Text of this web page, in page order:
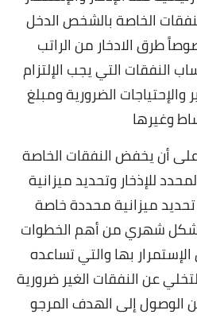
الخاصة بالشخص الدخل
طرق الادخار من الراتب
النفقات التي يجب الإلتزام
والإحتياجات الضرورية ومبلغ
وغيرها
أن يخفض النفقات الخاصة
للإذخار وتحديد ميزانية
ميزانية محددة خاصة
بشكل شهري من أهم الخطوات
بها والتي تساعده
عن النفقات الغير ضرورية
إلى الهدف المرجو